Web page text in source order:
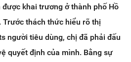
được khai trương ở thành phố Hồ
Trước thách thức hiểu rõ thị
người tiêu dùng, chị đã phải đấu
quyết định của mình. Bằng sự